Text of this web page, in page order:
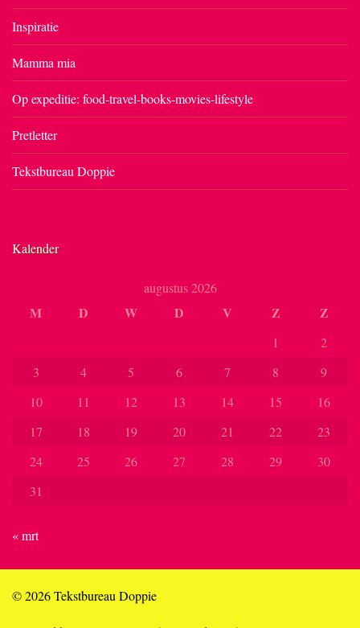
Inspiratie
Mamma mia
Op expeditie: food-travel-books-movies-lifestyle
Pretletter
Tekstbureau Doppie
Kalender
augustus 2026
M D W D V Z Z
1
2
3
4 5 6 7 8
9
10
11 12 13 14 15
16
17
18 19 20 21 22
23
24
25 26 27 28 29
30
31
« mrt
© 2026 Tekstbureau Doppie